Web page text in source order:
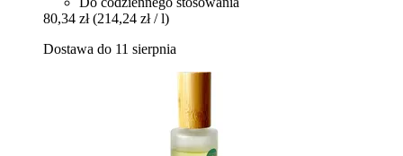
80,34 zł (214,24 zł / l)
Dostawa do 11 sierpnia